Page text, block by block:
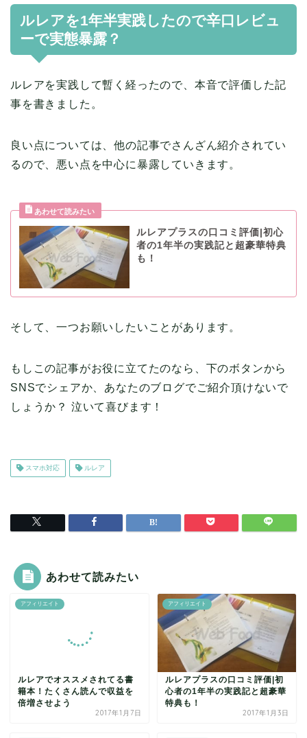
ルレアを1年半実践したので辛口レビュ
ーで実態暴露？
ルレアを実践して暫く経ったので、本音で評価した記
事を書きました。
良い点については、他の記事でさんざん紹介されてい
るので、悪い点を中心に暴露していきます。
ルレアプラスの口コミ評価|初心
者の1年半の実践記と超豪華特典
も！
そして、一つお願いしたいことがあります。
もしこの記事がお役に立てたのなら、下のボタンから
SNSでシェアか、あなたのブログでご紹介頂けないで
しょうか？ 泣いて喜びます！
スマホ対応 ルレア
あわせて読みたい
アフィリエイト
ルレアでオススメされてる書
籍本！たくさん読んで収益を
倍増させよう
2017年1月7日
アフィリエイト
ルレアプラスの口コミ評価|初
心者の1年半の実践記と超豪華
特典も！
2017年1月3日